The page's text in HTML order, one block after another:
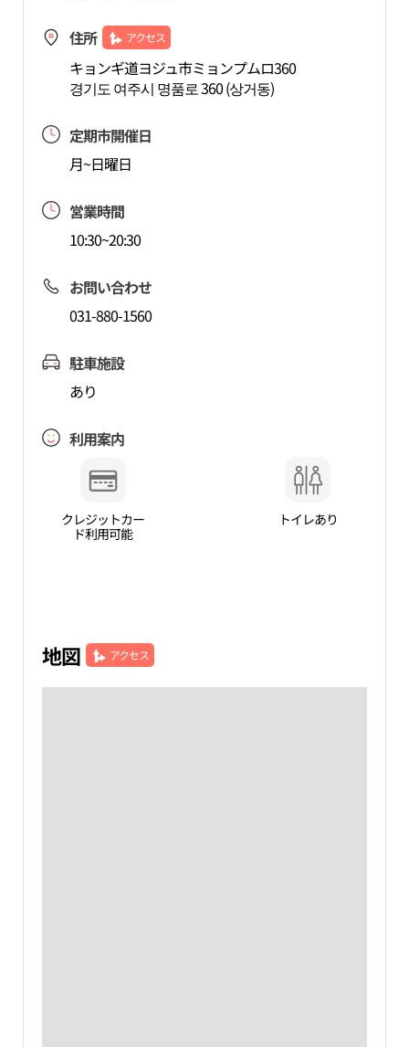
住所 アクセス
キョンギ道ヨジュ市ミョンプムロ360
경기도 여주시 명품로 360 (상거동)
定期市開催日
月~日曜日
営業時間
10:30~20:30
お問い合わせ
031-880-1560
駐車施設
あり
利用案内
クレジットカー
ド利用可能
トイレあり
地図 アクセス